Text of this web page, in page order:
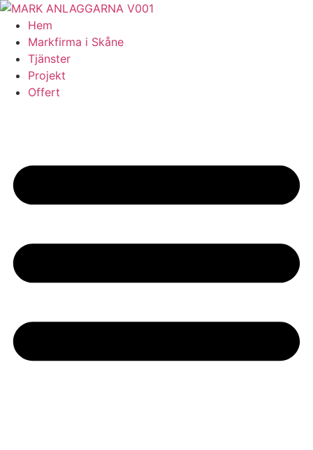
Skip
content
Hem
Markfirma i Skåne
Tjänster
Projekt
Offert